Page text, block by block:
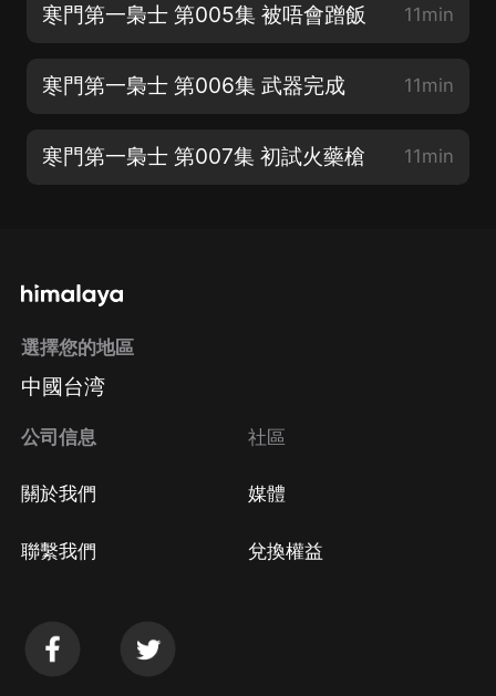
寒門第一梟士 第005集 被唔會蹭飯 11min
寒門第一梟士 第006集 武器完成 11min
寒門第一梟士 第007集 初試火藥槍 11min
選擇您的地區
中國台湾
公司信息
關於我們
聯繫我們
社區
媒體
兌換權益